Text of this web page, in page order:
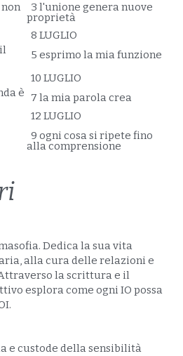
3 l'unione genera nuove
proprietà
  8 LUGLIO
5 esprimo la mia funzione
è
  10 LUGLIO
7 la mia parola crea
  12 LUGLIO
9 ogni cosa si ripete fino
alla comprensione
Dedica la sua vita
alla cura delle relazioni e
la scrittura e il
esplora come ogni IO possa
e custode della sensibilità